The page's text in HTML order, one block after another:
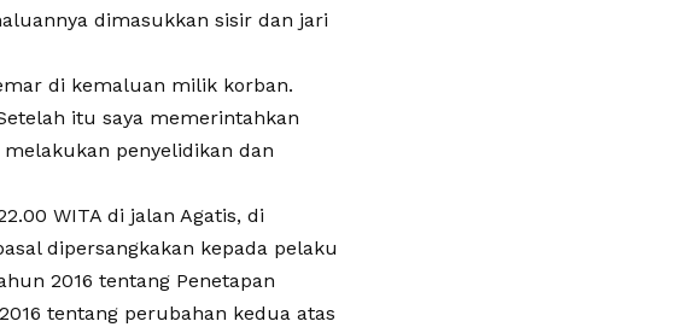
dimasukkan sisir dan jari
di kemaluan milik korban.
itu saya memerintahkan
penyelidikan dan
WITA di jalan Agatis, di
dipersangkakan kepada pelaku
2016 tentang Penetapan
tentang perubahan kedua atas